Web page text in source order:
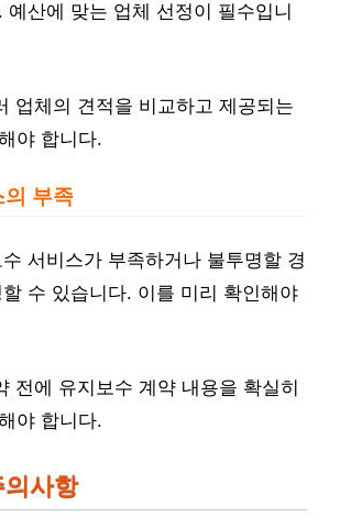
예산에 맞는 업체 선정이 필수입니
업체의 견적을 비교하고 제공되는
야 합니다.
의 부족
서비스가 부족하거나 불투명할 경
수 있습니다. 이를 미리 확인해야
전에 유지보수 계약 내용을 확실히
야 합니다.
사항